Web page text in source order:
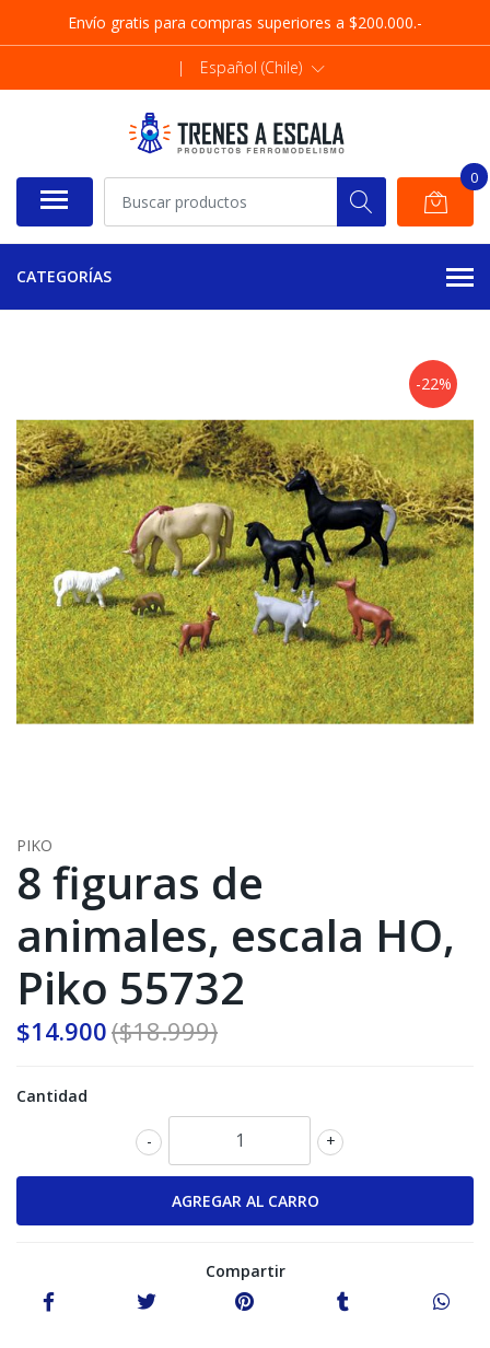
Envío gratis para compras superiores a $200.000.-
| Español (Chile)
0
CATEGORÍAS
-22%
PIKO
8 figuras de
animales, escala HO,
Piko 55732
$14.900($18.999)
Cantidad
+
-
Compartir